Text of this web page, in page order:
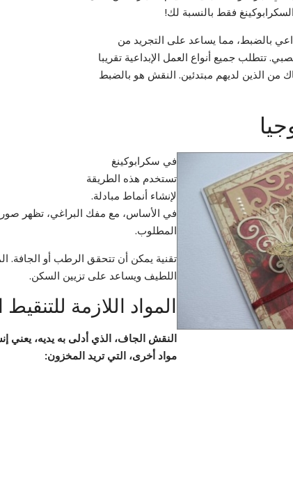
فقط بالنسبة لك!
بالضبط، مما يساعد على التجريد من
تتطلب جميع أنواع العمل الإبداعية تقريبا
من الذين لديهم مبتدئين. النقش هو بالضبط
في سكرابوكينغ
تستخدم هذه الطريقة
لإنشاء أنماط مبادلة.
في الأساس، مع مفك البراغي، تظهر
المطلوب.
تقنية يمكن أن تتحقق الرطب أو الجافة.
اللطيف ويساعد على تزيين السكن.
المواد اللازمة
النقش الجاف، الذي أدلى به يديه، يعني
مواد أخرى، التي تريد المخزون: